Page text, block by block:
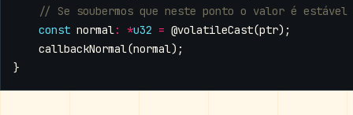
const normal: *u32 = @volatileCast(ptr);
callbackNormal(normal);
}